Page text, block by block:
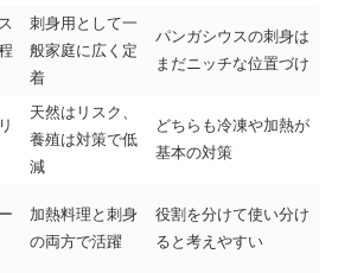
刺身用として一
般家庭に広く定
着
パンガシウスの刺身は
まだニッチな位置づけ
天然はリスク、
養殖は対策で低
減
どちらも冷凍や加熱が
基本の対策
加熱料理と刺身
の両方で活躍
役割を分けて使い分け
ると考えやすい